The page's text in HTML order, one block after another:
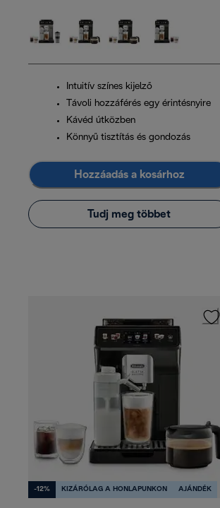
Intuitív színes kijelző
Távoli hozzáférés egy érintésnyire
Kávéd útközben
Könnyű tisztítás és gondozás
Hozzáadás a kosárhoz
Tudj meg többet
-12% KIZÁRÓLAG A HONLAPUNKON AJÁNDÉK